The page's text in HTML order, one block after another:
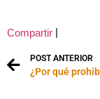
Compartir
POST ANTERIOR